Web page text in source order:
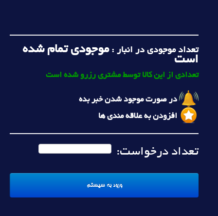
تعداد موجودی در انبار :موجودی تمام شده
است
تعدادی از این کالا توسط مشتری رزرو شده است
در صورت موجود شدن خبر بده
افزودن به علاقه مندی ها
تعداد درخواست: